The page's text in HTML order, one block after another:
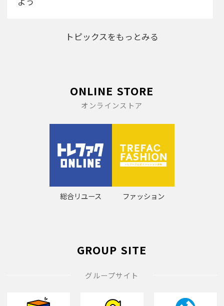
トピックスをもっとみる
ONLINE STORE
オンラインストア
総合リユース ファッション
GROUP SITE
グループサイト